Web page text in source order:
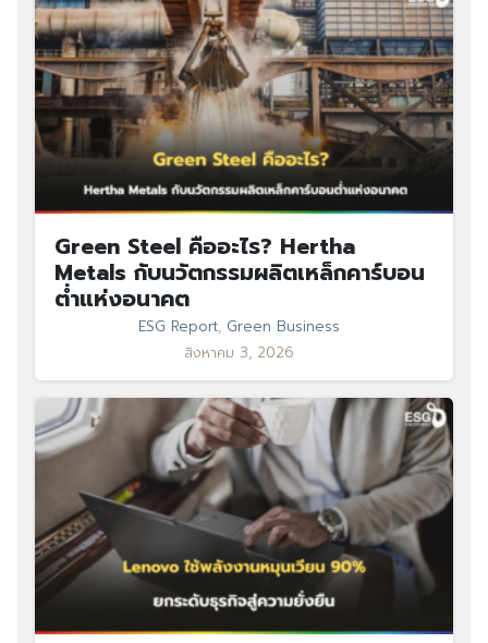
Green Steel คืออะไร? Hertha
Metals กับนวัตกรรมผลิตเหล็กคาร์บอน
ต่ำแห่งอนาคต
ESG Report, Green Business
สิงหาคม 3, 2026